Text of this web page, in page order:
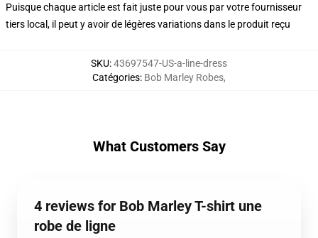
Puisque chaque article est fait juste pour vous par votre fournisseur
tiers local, il peut y avoir de légères variations dans le produit reçu
SKU:43697547-US-a-line-dress
Catégories: Bob Marley Robes,
What Customers Say
4 reviews for Bob Marley T-shirt une
robe de ligne